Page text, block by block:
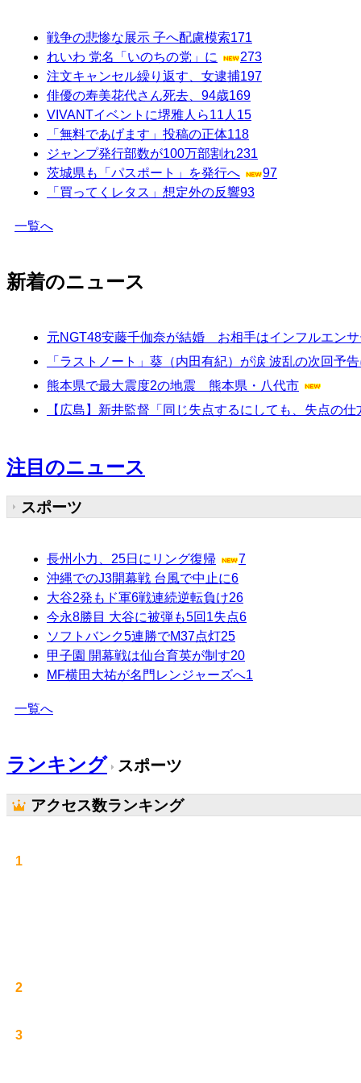
戦争の悲惨な展示 子へ配慮模索171
れいわ 党名「いのちの党」に
273
注文キャンセル繰り返す、女逮捕197
俳優の寿美花代さん死去、94歳169
VIVANTイベントに堺雅人ら11人 15
「無料であげます」投稿の正体118
ジャンプ発行部数が100万部割れ231
茨城県も「パスポート」を発行へ
97
「買ってくレタス」想定外の反響93
一覧へ
新着のニュース
元NGT48安藤千伽奈が結婚 お相手はインフルエンサ
「ラストノート」葵（内田有紀）が涙 波乱の次回予
熊本県で最大震度2の地震 熊本県・八代市
【広島】新井監督「同じ失点するにしても、失点の
注目のニュース
スポーツ
長州小力、25日にリング復帰
7
沖縄でのJ3開幕戦 台風で中止に6
大谷2発もド軍6戦連続逆転負け26
今永8勝目 大谷に被弾も5回1失点6
ソフトバンク5連勝でM37点灯25
甲子園 開幕戦は仙台育英が制す20
MF横田大祐が名門レンジャーズへ1
一覧へ
ランキング スポーツ
アクセス数ランキング
1
2
3